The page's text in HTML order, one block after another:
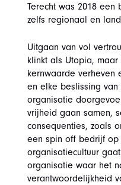
Terecht was 2018 een
zelfs regionaal en
Uitgaan van vol
klinkt als Utopia,
kernwaarde verheven
en elke beslissing van
organisatie
vrijheid gaan samen,
consequenties, zoals
een spin off bedrijf
organisatiecultuur
organisatie waar het
verantwoordelijkheid